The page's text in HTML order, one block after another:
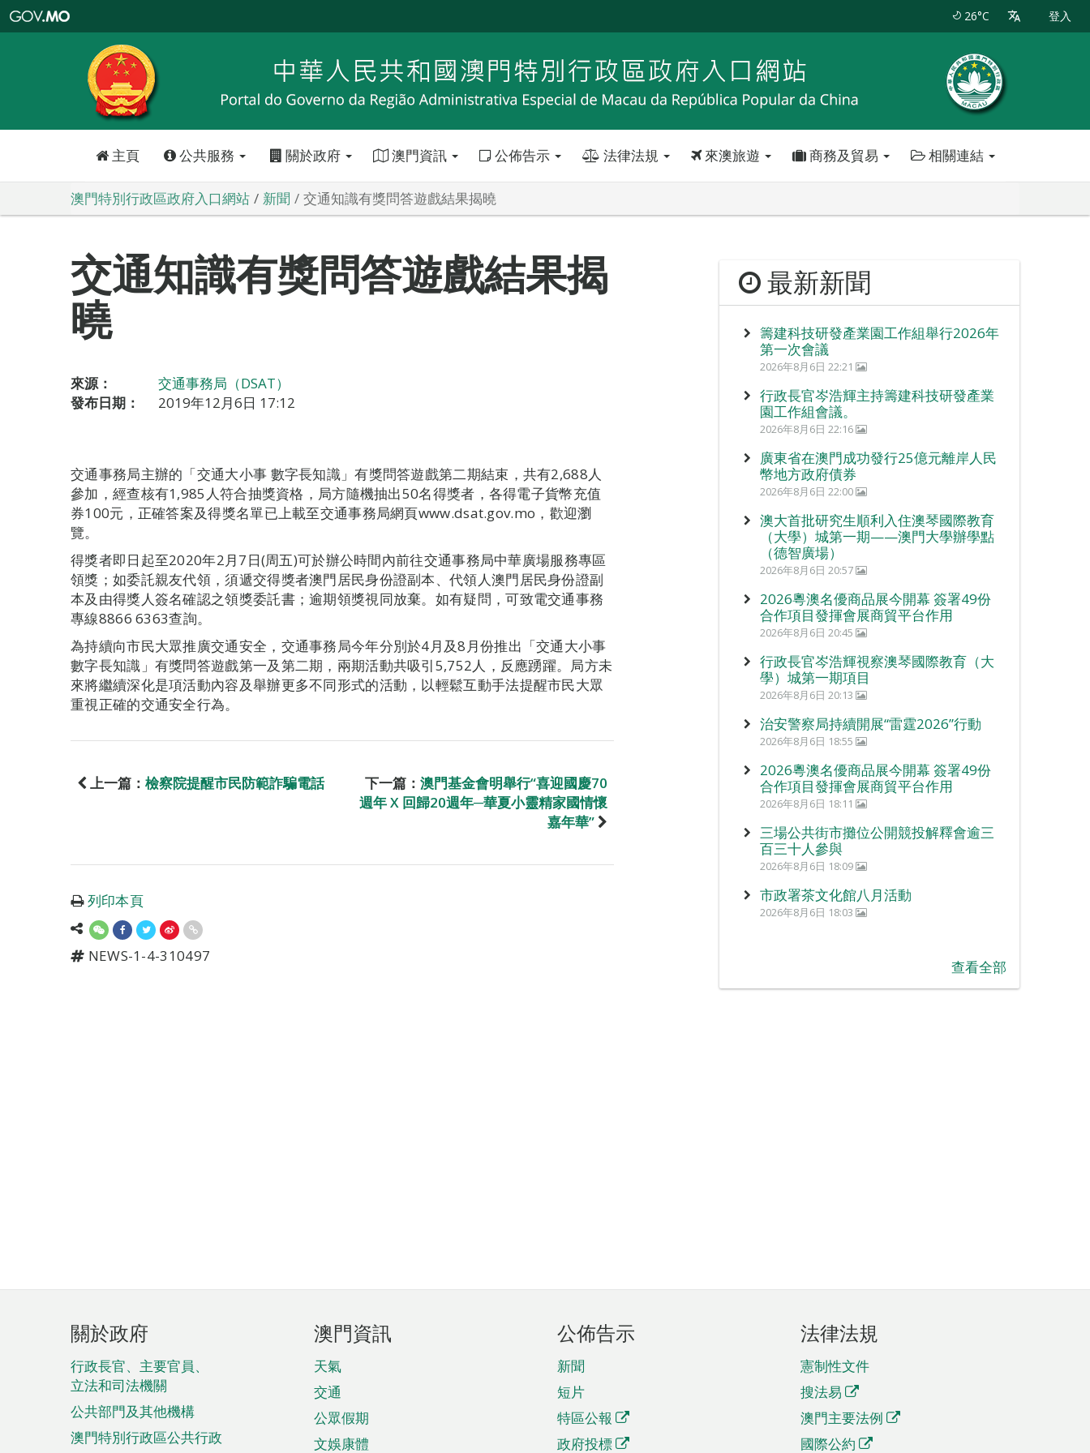
特
政
區
政
口
26°C 登入
主頁 公共服務 關於政府 澳門資訊 公佈告示 法律法規 來澳旅遊 商務及貿易 相關連結
澳門特別行政區政府入口網站 新聞 交通知識有獎問答遊戲結果揭曉
交通知識有獎問答遊戲結果揭
曉
來源：
交通事務局（DSAT）
發布日期：
2019年12月6日 17:12
交通事務局主辦的「交通大小事 數字長知識」有獎問答遊戲第二期結束，共有2,688人
參加，經查核有1,985人符合抽獎資格，局方隨機抽出50名得獎者，各得電子貨幣充值
券100元，正確答案及得獎名單已上載至交通事務局網頁www.dsat.gov.mo，歡迎瀏
覽。
得獎者即日起至2020年2月7日(周五)可於辦公時間內前往交通事務局中華廣場服務專區
領獎；如委託親友代領，須遞交得獎者澳門居民身份證副本、代領人澳門居民身份證副
本及由得獎人簽名確認之領獎委託書；逾期領獎視同放棄。如有疑問，可致電交通事務
專線8866 6363查詢。
為持續向市民大眾推廣交通安全，交通事務局今年分別於4月及8月份推出「交通大小事
數字長知識」有獎問答遊戲第一及第二期，兩期活動共吸引5,752人，反應踴躍。局方未
來將繼續深化是項活動內容及舉辦更多不同形式的活動，以輕鬆互動手法提醒市民大眾
重視正確的交通安全行為。
上一篇： 檢察院提醒市民防範詐騙電話 下一篇： 澳門基金會明舉行“喜迎國慶70
週年 X 回歸20週年─華夏小靈精家國情懷
嘉年華”
列印本頁
NEWS-1-4-310497
最新新聞
籌建科技研發產業園工作組舉行2026年
第一次會議
2026年8月6日 22:21
行政長官岑浩輝主持籌建科技研發產業
園工作組會議。
2026年8月6日 22:16
廣東省在澳門成功發行25億元離岸人民
幣地方政府債券
2026年8月6日 22:00
澳大首批研究生順利入住澳琴國際教育
（大學）城第一期——澳門大學辦學點
（德智廣場）
2026年8月6日 20:57
2026粵澳名優商品展今開幕 簽署49份
合作項目發揮會展商貿平台作用
2026年8月6日 20:45
行政長官岑浩輝視察澳琴國際教育（大
學）城第一期項目
2026年8月6日 20:13
治安警察局持續開展“雷霆2026”行動
2026年8月6日 18:55
2026粵澳名優商品展今開幕 簽署49份
合作項目發揮會展商貿平台作用
2026年8月6日 18:11
三場公共街市攤位公開競投解釋會逾三
百三十人參與
2026年8月6日 18:09
市政署茶文化館八月活動
2026年8月6日 18:03
查看全部
頁
腳
菜
單
關於政府
行政長官、主要官員、
立法和司法機關
公共部門及其他機構
澳門特別行政區公共行政
澳門資訊
天氣
交通
公眾假期
文娛康體
公佈告示
新聞
短片
特區公報
政府投標
法律法規
憲制性文件
搜法易
澳門主要法例
國際公約